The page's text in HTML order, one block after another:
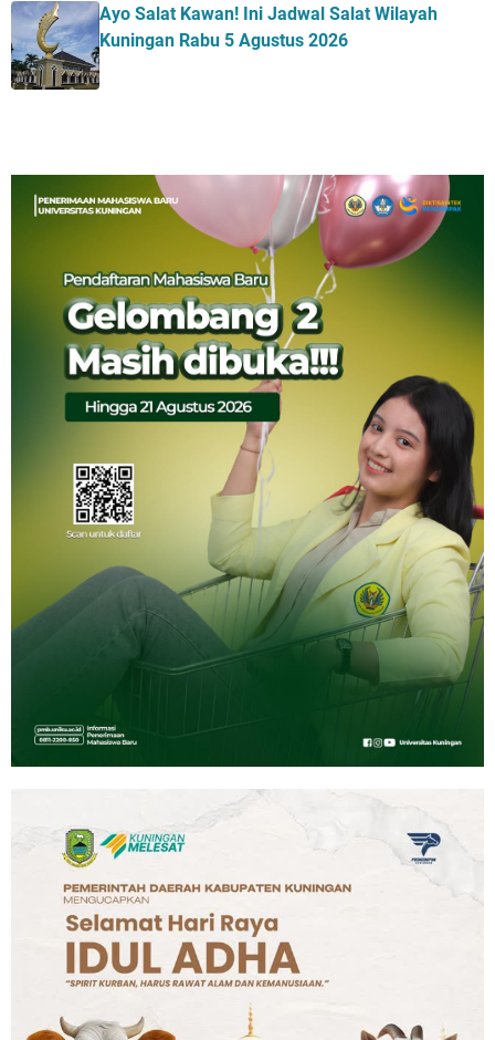
Ayo Salat Kawan! Ini Jadwal Salat Wilayah
Kuningan Rabu 5 Agustus 2026